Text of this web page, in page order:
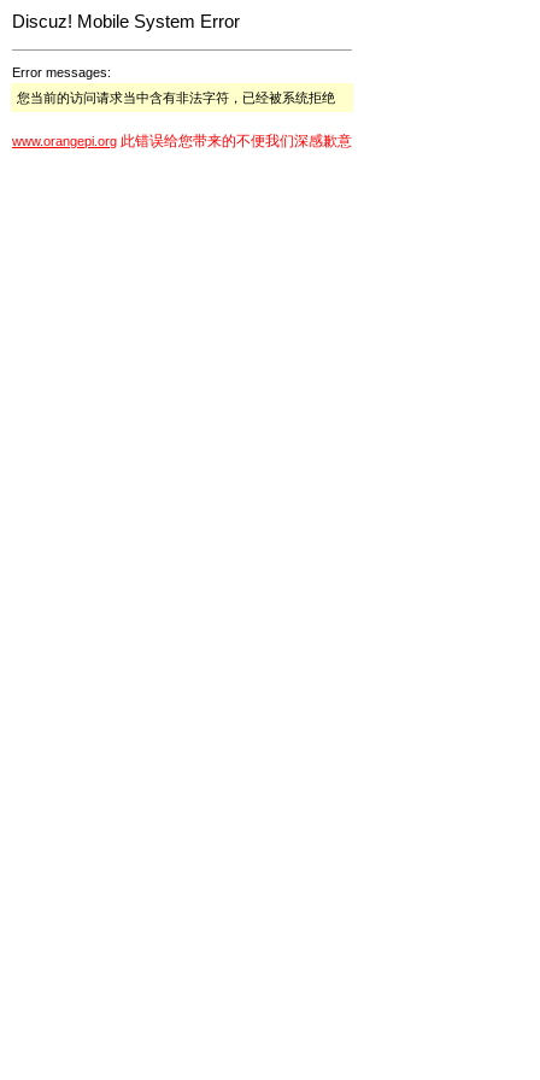
Discuz! Mobile System Error
Error messages:
您当前的访问请求当中含有非法字符，已经被系统拒绝
www.orangepi.org 此错误给您带来的不便我们深感歉意